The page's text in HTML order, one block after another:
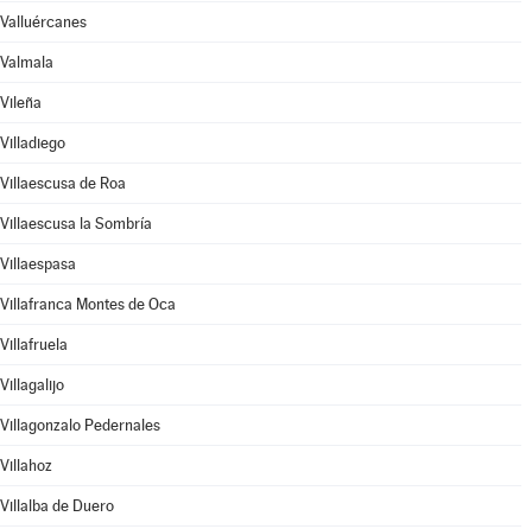
Valluércanes
Valmala
Vileña
Villadiego
Villaescusa de Roa
Villaescusa la Sombría
Villaespasa
Villafranca Montes de Oca
Villafruela
Villagalijo
Villagonzalo Pedernales
Villahoz
Villalba de Duero